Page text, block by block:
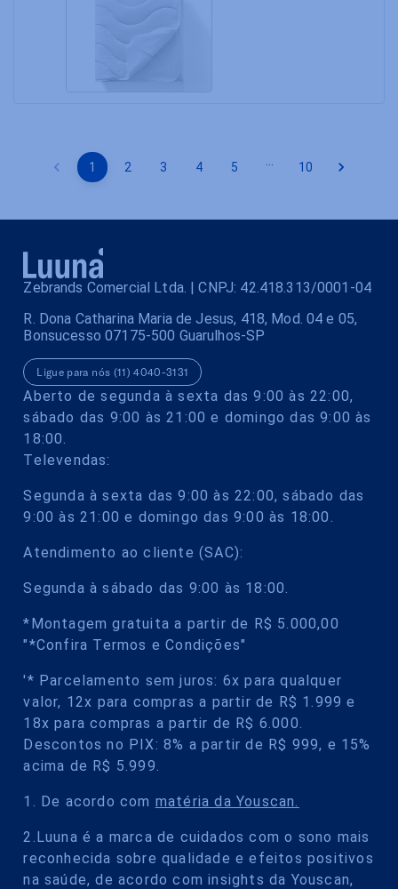
1 2 3 4 5 10
Zebrands Comercial Ltda. | CNPJ: 42.418.313/0001-04
R. Dona Catharina Maria de Jesus, 418, Mod. 04 e 05,
Bonsucesso 07175-500 Guarulhos-SP
Ligue para nós (11) 4040-3131
Aberto de segunda à sexta das 9:00 às 22:00,
sábado das 9:00 às 21:00 e domingo das 9:00 às
18:00.
Televendas:
Segunda à sexta das 9:00 às 22:00, sábado das
9:00 às 21:00 e domingo das 9:00 às 18:00.
Atendimento ao cliente (SAC):
Segunda à sábado das 9:00 às 18:00.
*Montagem gratuita a partir de R$ 5.000,00
"*Confira Termos e Condições"
'* Parcelamento sem juros: 6x para qualquer
valor, 12x para compras a partir de R$ 1.999 e
18x para compras a partir de R$ 6.000.
Descontos no PIX: 8% a partir de R$ 999, e 15%
acima de R$ 5.999.
1. De acordo com matéria da Youscan.
2.Luuna é a marca de cuidados com o sono mais
reconhecida sobre qualidade e efeitos positivos
na saúde, de acordo com insights da Youscan,